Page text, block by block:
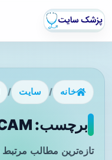
خانه / سایت /
برچسب: Grad-CAM - صفحه 1